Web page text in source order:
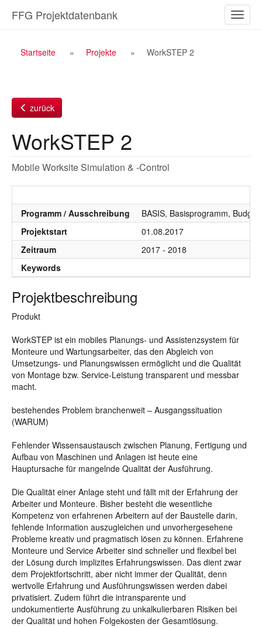
Inhalt
ein-/
FFG Projektdatenbank
Breadcrumb
Startseite Projekte WorkSTEP 2
zurück
WorkSTEP 2
Mobile Worksite Simulation & -Control
Programm / Ausschreibung
BASIS, Basisprogramm,
Projektstart
01.08.2017
Zeitraum
2017 - 2018
Keywords
Projektbeschreibung
Produkt
WorkSTEP ist ein mobiles Planungs- und Assistenzsystem für
Monteure und Wartungsarbeiter, das den Abgleich von
Umsetzungs- und Planungswissen ermöglicht und die Qualität
von Montage bzw. Service-Leistung transparent und messbar
macht.
bestehendes Problem branchenweit – Ausgangssituation
(WARUM)
Fehlender Wissensaustausch zwischen Planung, Fertigung und
Aufbau von Maschinen und Anlagen ist heute eine
Hauptursache für mangelnde Qualität der Ausführung.
Die Qualität einer Anlage steht und fällt mit der Erfahrung der
Arbeiter und Monteure. Bisher besteht die wesentliche
Kompetenz von erfahrenen Arbeitern auf der Baustelle darin,
fehlende Information auszugleichen und unvorhergesehene
Probleme kreativ und pragmatisch lösen zu können. Erfahrene
Monteure und Service Arbeiter sind schneller und flexibel bei
der Lösung durch implizites Erfahrungswissen. Das dient zwar
dem Projektfortschritt, aber nicht immer der Qualität, denn
wertvolle Erfahrung und Ausführungswissen werden dabei
privatisiert. Zudem führt die intransparente und
undokumentierte Ausführung zu unkalkulierbaren Risiken bei
der Qualität und hohen Folgekosten der Gesamtlösung.